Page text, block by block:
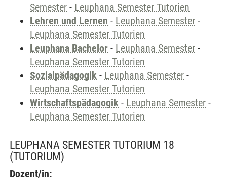
Semester - Leuphana Semester Tutorien
Lehren und Lernen - Leuphana Semester -
Leuphana Semester Tutorien
Leuphana Bachelor - Leuphana Semester -
Leuphana Semester Tutorien
Sozialpädagogik - Leuphana Semester -
Leuphana Semester Tutorien
Wirtschaftspädagogik - Leuphana Semester -
Leuphana Semester Tutorien
LEUPHANA SEMESTER TUTORIUM 18
(TUTORIUM)
Dozent/in: